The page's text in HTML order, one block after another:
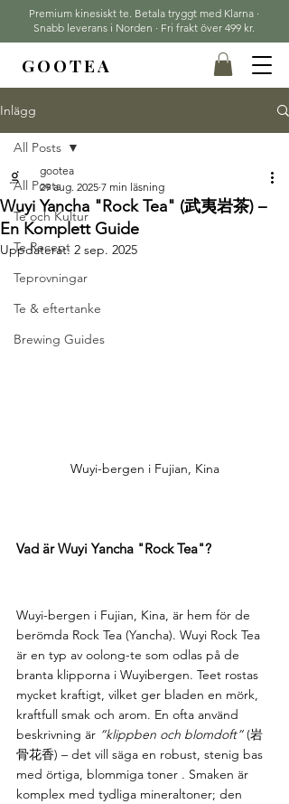
Premium kinesiskt te. Betala tryggt med Klarna ·
Snabb leverans i Norden · Fri frakt över 499 kr.
GOOTEA
Inlägg
All Posts
Te och Kultur
Te Recept
Teprovningar
Te & eftertanke
Brewing Guides
All Posts
Wuyi Yancha "Rock Tea" (武夷岩茶) –
En Komplett Guide
gootea
29 aug. 2025 7 min läsning
Uppdaterat: 2 sep. 2025
Wuyi-bergen i Fujian, Kina
Vad är Wuyi Yancha "Rock Tea"?
Wuyi-bergen i Fujian, Kina, är hem för de
berömda Rock Tea (Yancha). Wuyi Rock Tea
är en typ av oolong-te som odlas på de
branta klipporna i Wuyibergen. Teet rostas
mycket kraftigt, vilket ger bladen en mörk,
kraftfull smak och arom. En ofta använd
beskrivning är “klippben och blomdoft” (岩
骨花香) – det vill säga en robust, stenig bas
med örtiga, blommiga toner . Smaken är
komplex med tydliga mineraltoner; den